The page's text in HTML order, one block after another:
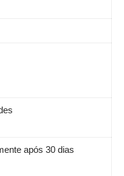
após 30 dias